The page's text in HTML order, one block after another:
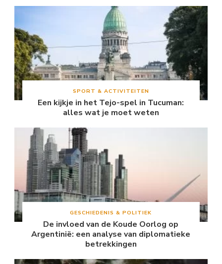
SPORT & ACTIVITEITEN
Een kijkje in het Tejo-spel in Tucuman:
alles wat je moet weten
GESCHIEDENIS & POLITIEK
De invloed van de Koude Oorlog op
Argentinië: een analyse van diplomatieke
betrekkingen